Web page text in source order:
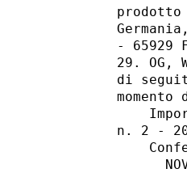
prodotto
- 65929
29. OG,
di
n. 2 -